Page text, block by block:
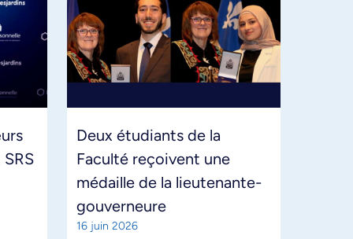
Deux étudiants de la
Faculté reçoivent une
médaille de la lieutenante-
gouverneure
16 juin 2026